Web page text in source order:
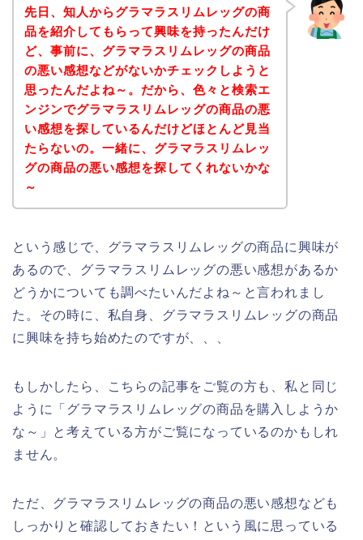
先日、知人からグラマラスリムレッグの商
品を紹介してもらって興味を持ったんだけ
ど、事前に、グラマラスリムレッグの商品
の悪い感想などがないかチェックしようと
思ったんだよね～。だから、色々と検索エ
ンジンでグラマラスリムレッグの商品の悪
い感想を探しているんだけどほとんど見当
たらないの。一緒に、グラマラスリムレッ
グの商品の悪い感想を探してくれないかな
～
という感じで、グラマラスリムレッグの商品に興味が
あるので、グラマラスリムレッグの悪い感想があるか
どうかについても調べたいんだよね～と言われまし
た。その時に、私自身、グラマラスリムレッグの商品
に興味を持ち始めたのですが、、、
もしかしたら、こちらの記事をご覧の方も、私と同じ
ように「グラマラスリムレッグの商品を購入しようか
な～」と考えている方がご覧になっているのかもしれ
ません。
ただ、グラマラスリムレッグの商品の悪い感想なども
しっかりと確認しておきたい！という風に思っている